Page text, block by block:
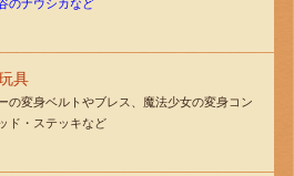
のナウシカなど
具
の変身ベルトやブレス、魔法少女の変身コン
ド・ステッキなど